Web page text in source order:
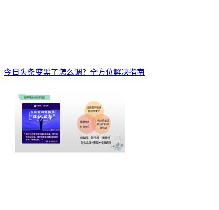
今日头条变黑了怎么调？全方位解决指南